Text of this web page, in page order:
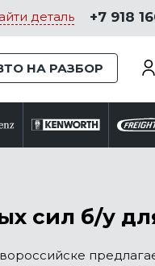
деталь +7 918
НА РАЗБОР
сил б/у